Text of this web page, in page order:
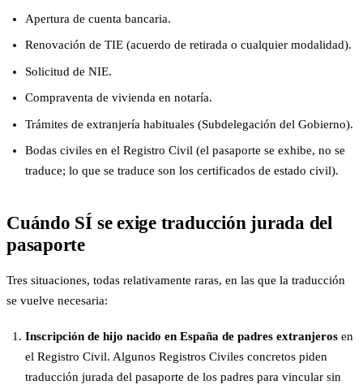
Apertura de cuenta bancaria.
Renovación de TIE (acuerdo de retirada o cualquier modalidad).
Solicitud de NIE.
Compraventa de vivienda en notaría.
Trámites de extranjería habituales (Subdelegación del Gobierno).
Bodas civiles en el Registro Civil (el pasaporte se exhibe, no se
traduce; lo que se traduce son los certificados de estado civil).
Cuándo SÍ se exige traducción jurada del
pasaporte
Tres situaciones, todas relativamente raras, en las que la traducción
se vuelve necesaria:
Inscripción de hijo nacido en España de padres extranjerosen
el Registro Civil. Algunos Registros Civiles concretos piden
traducción jurada del pasaporte de los padres para vincular sin